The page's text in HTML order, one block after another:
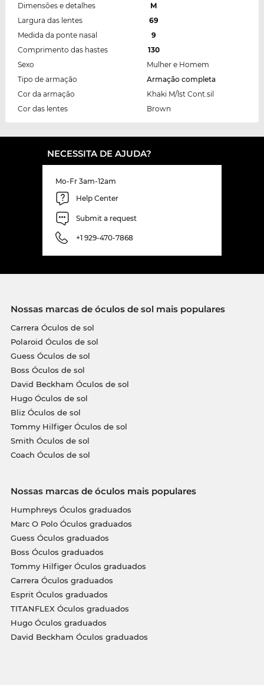
Dimensões e detalhes
M
Largura das lentes
69
Medida da ponte nasal
9
Comprimento das hastes
130
Sexo
Mulher e Homem
Tipo de armação
Armação completa
Cor da armação
Khaki M/lst Cont.sil
Cor das lentes
Brown
NECESSITA DE AJUDA?
Mo-Fr 3am-12am
Help Center
Submit a request
+1 929-470-7868
Nossas marcas de óculos de sol mais populares
Carrera Óculos de sol
Polaroid Óculos de sol
Guess Óculos de sol
Boss Óculos de sol
David Beckham Óculos de sol
Hugo Óculos de sol
Bliz Óculos de sol
Tommy Hilfiger Óculos de sol
Smith Óculos de sol
Coach Óculos de sol
Nossas marcas de óculos mais populares
Humphreys Óculos graduados
Marc O Polo Óculos graduados
Guess Óculos graduados
Boss Óculos graduados
Tommy Hilfiger Óculos graduados
Carrera Óculos graduados
Esprit Óculos graduados
TITANFLEX Óculos graduados
Hugo Óculos graduados
David Beckham Óculos graduados